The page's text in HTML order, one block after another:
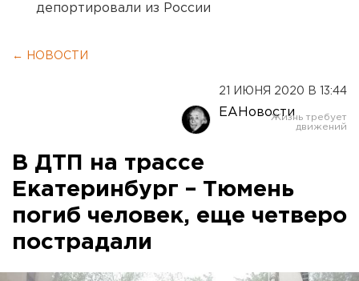
депортировали из России
← НОВОСТИ
21 ИЮНЯ 2020 В 13:44
ЕАНовости
В ДТП на трассе
Екатеринбург – Тюмень
погиб человек, еще четверо
пострадали